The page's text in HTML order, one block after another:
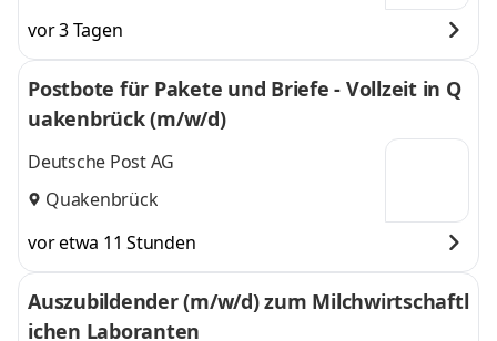
vor 3 Tagen
Postbote für Pakete und Briefe - Vollzeit in Q
uakenbrück (m/w/d)
Deutsche Post AG
Quakenbrück
vor etwa 11 Stunden
Auszubildender (m/w/d) zum Milchwirtschaftl
ichen Laboranten